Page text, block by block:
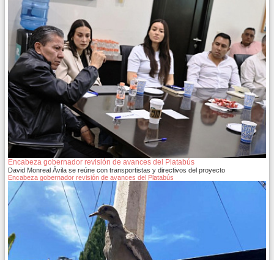
Encabeza gobernador revisión de avances del Platabús
David Monreal Ávila se reúne con transportistas y directivos del proyecto
Encabeza gobernador revisión de avances del Platabús